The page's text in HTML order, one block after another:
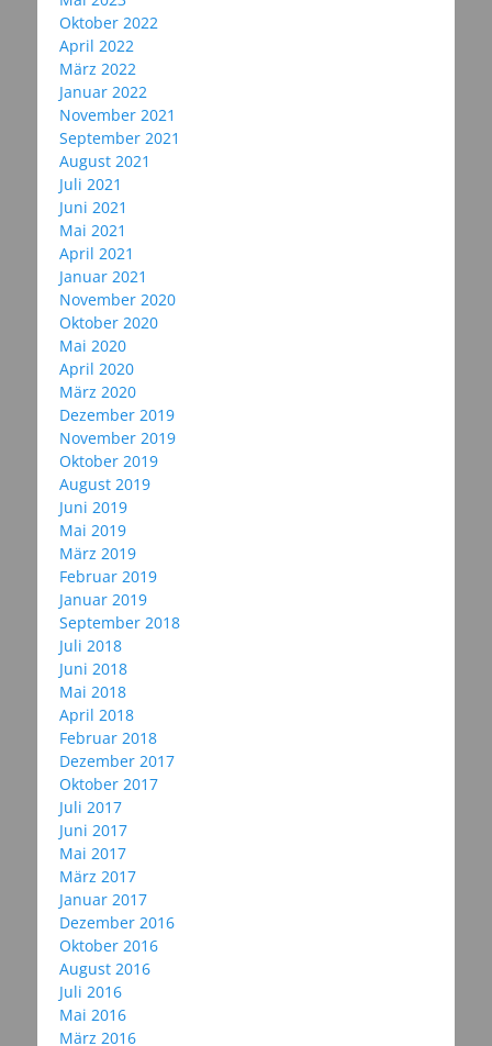
Oktober 2022
April 2022
März 2022
Januar 2022
November 2021
September 2021
August 2021
Juli 2021
Juni 2021
Mai 2021
April 2021
Januar 2021
November 2020
Oktober 2020
Mai 2020
April 2020
März 2020
Dezember 2019
November 2019
Oktober 2019
August 2019
Juni 2019
Mai 2019
März 2019
Februar 2019
Januar 2019
September 2018
Juli 2018
Juni 2018
Mai 2018
April 2018
Februar 2018
Dezember 2017
Oktober 2017
Juli 2017
Juni 2017
Mai 2017
März 2017
Januar 2017
Dezember 2016
Oktober 2016
August 2016
Juli 2016
Mai 2016
März 2016